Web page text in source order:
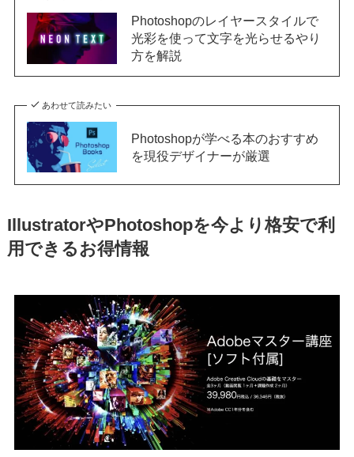
Photoshopのレイヤースタイルで
光彩を使って文字を光らせるやり
方を解説
あわせて読みたい
Photoshopが学べる本のおすすめ
を現役デザイナーが厳選
IllustratorやPhotoshopを今より格安で利
用できるお得情報